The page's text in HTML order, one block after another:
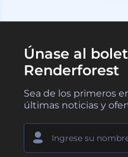
Únase al
Renderforest
Sea de los primeros
últimas noticias y